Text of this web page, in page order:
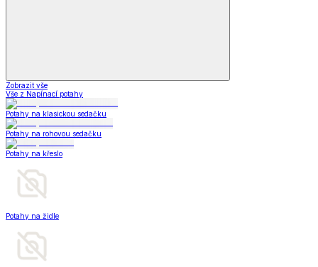
Zobrazit vše
Vše z Napínací potahy
Potahy na klasickou sedačku
Potahy na rohovou sedačku
Potahy na křeslo
Potahy na židle